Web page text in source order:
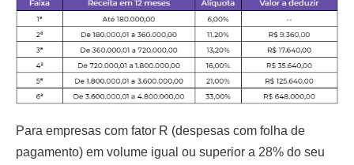
Para empresas com fator R (despesas com folha de
pagamento) em volume igual ou superior a 28% do seu